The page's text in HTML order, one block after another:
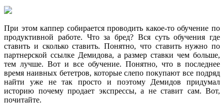
При этом каппер собирается проводить какое-то обучение по
продуктивной работе. Что за бред? Вся суть обучения где
ставить и сколько ставить. Понятно, что ставить нужно по
партнерской ссылке Демидова, а размер ставки чем больше,
тем лучше. Вот и все обучение. Понятно, что в последнее
время наивных бететров, которые слепо покупают все подряд
найти уже не так просто и поэтому Демидов придумал
историю почему продает экспрессы, а не ставит сам. Вот,
почитайте.